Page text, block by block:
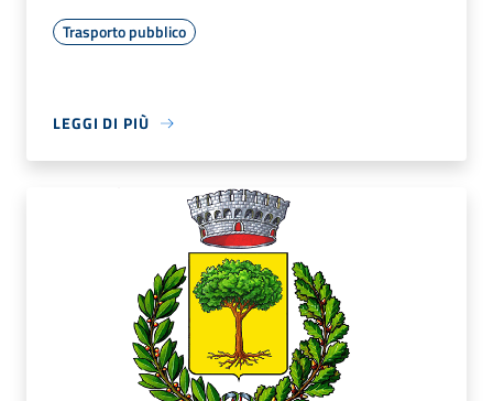
Trasporto pubblico
LEGGI DI PIÙ